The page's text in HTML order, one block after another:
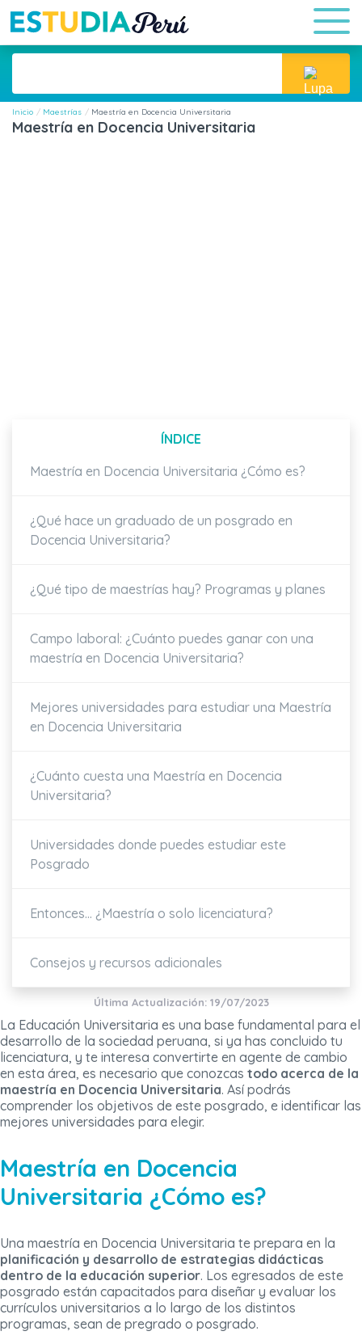
Inicio Maestrías Maestría en Docencia Universitaria
Maestría en Docencia Universitaria
ÍNDICE
Maestría en Docencia Universitaria ¿Cómo es?
¿Qué hace un graduado de un posgrado en
Docencia Universitaria?
¿Qué tipo de maestrías hay? Programas y planes
Campo laboral: ¿Cuánto puedes ganar con una
maestría en Docencia Universitaria?
Mejores universidades para estudiar una Maestría
en Docencia Universitaria
¿Cuánto cuesta una Maestría en Docencia
Universitaria?
Universidades donde puedes estudiar este
Posgrado
Entonces... ¿Maestría o solo licenciatura?
Consejos y recursos adicionales
Última Actualización: 19/07/2023
La Educación Universitaria es una base fundamental para el
desarrollo de la sociedad peruana, si ya has concluido tu
licenciatura, y te interesa convertirte en agente de cambio
en esta área, es necesario que conozcas todo acerca de la
maestría en Docencia Universitaria. Así podrás
comprender los objetivos de este posgrado, e identificar las
mejores universidades para elegir.
Maestría en Docencia
Universitaria ¿Cómo es?
Una maestría en Docencia Universitaria te prepara en la
planificación y desarrollo de estrategias didácticas
dentro de la educación superior. Los egresados de este
posgrado están capacitados para diseñar y evaluar los
currículos universitarios a lo largo de los distintos
programas, sean de pregrado o posgrado.